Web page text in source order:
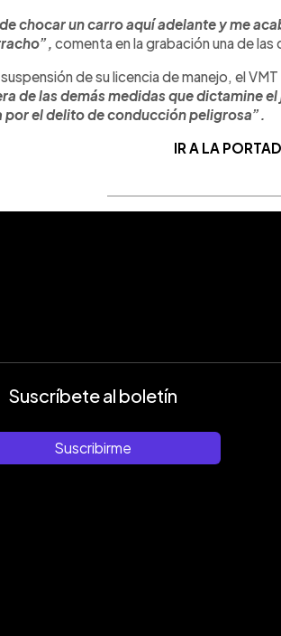
chocar un carro aquí adelante y me
comenta en la grabación una de
de su licencia de manejo, el
de las demás medidas que dictamine
por el delito de conducción peligrosa”.
IR A LA
Suscríbete al boletín
Suscribirme